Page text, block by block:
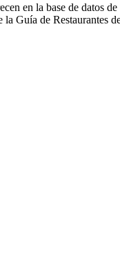
en la base de datos
Guía de Restaurantes